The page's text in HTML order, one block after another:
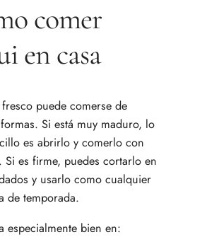
comer
en casa
puede comerse de
Si está muy maduro, lo
es abrirlo y comerlo con
Si es firme, puedes cortarlo en
y usarlo como cualquier
de temporada.
especialmente bien en: